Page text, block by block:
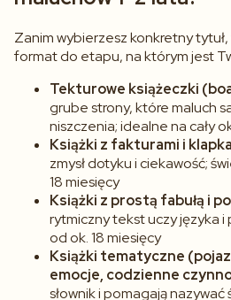
Zanim wybierzesz konkretny
format do etapu, na którym jest
Tekturowe książeczki
grube strony, które maluch
niszczenia; idealne na cały
Książki z fakturami i
zmysł dotyku i ciekawość;
18 miesięcy
Książki z prostą fabułą i
rytmiczny tekst uczy języka i
od ok. 18 miesięcy
Książki tematyczne
emocje, codzienne
słownik i pomagają nazywać